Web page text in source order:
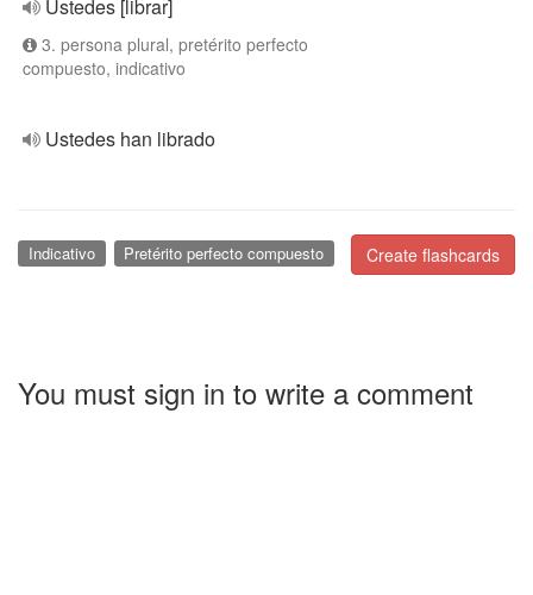
Ustedes [librar]
3. persona plural, pretérito perfecto
compuesto, indicativo
Ustedes han librado
Create flashcards
Indicativo Pretérito perfecto compuesto
You must sign in to write a comment